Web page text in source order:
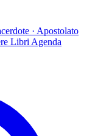
· Apostolato
Libri Agenda